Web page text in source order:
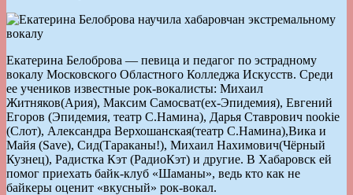
Екатерина Белоброва — певица и педагог по эстрадному
вокалу Московского Областного Колледжа Искусств. Среди
ее учеников известные рок-вокалисты: Михаил
Житняков(Ария), Максим Самосват(ex-Эпидемия), Евгений
Егоров (Эпидемия, театр С.Намина), Дарья Ставрович nookie
(Слот), Александра Верхошанская(театр С.Намина),Вика и
Майя (Save), Сид(Тараканы!), Михаил Нахимович(Чёрный
Кузнец), Радистка Кэт (РадиоКэт) и другие. В Хабаровск ей
помог приехать байк-клуб «Шаманы», ведь кто как не
байкеры оценит «вкусный» рок-вокал.